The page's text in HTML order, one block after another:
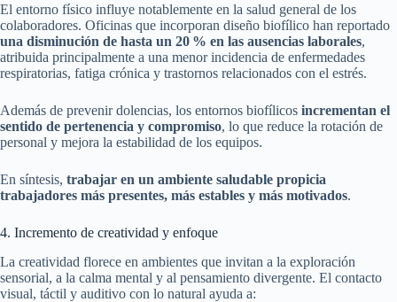
El entorno físico influye notablemente en la salud general de los
colaboradores. Oficinas que incorporan diseño biofílico han reportado
una disminución de hasta un 20 % en las ausencias laborales,
atribuida principalmente a una menor incidencia de enfermedades
respiratorias, fatiga crónica y trastornos relacionados con el estrés.
Además de prevenir dolencias, los entornos biofílicos incrementan el
sentido de pertenencia y compromiso, lo que reduce la rotación de
personal y mejora la estabilidad de los equipos.
En síntesis, trabajar en un ambiente saludable propicia
trabajadores más presentes, más estables y más motivados.
4. Incremento de creatividad y enfoque
La creatividad florece en ambientes que invitan a la exploración
sensorial, a la calma mental y al pensamiento divergente. El contacto
visual, táctil y auditivo con lo natural ayuda a: